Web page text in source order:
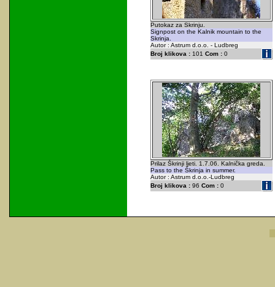
Putokaz za Skrinju.
Signpost on the Kalnik mountain to the
Skrinja.
Autor : Astrum d.o.o. - Ludbreg
Broj klikova :101 Com :0
Prilaz Škrinji ljeti. 1.7.06. Kalnička greda.
Pass to the Škrinja in summer.
Autor : Astrum d.o.o.-Ludbreg
Broj klikova :96 Com :0